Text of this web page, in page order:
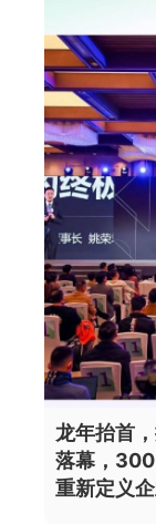
龙年抬首
落幕，
重新定义